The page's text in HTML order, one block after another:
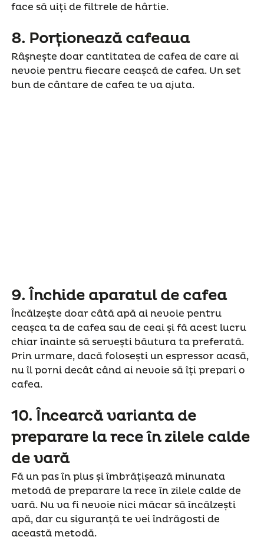
face să uiți de filtrele de hârtie.
8. Porționează cafeaua
Râșnește doar cantitatea de cafea de care ai
nevoie pentru fiecare ceașcă de cafea. Un set
bun de cântare de cafea te va ajuta.
9. Închide aparatul de cafea
Încălzește doar câtă apă ai nevoie pentru
ceașca ta de cafea sau de ceai și fă acest lucru
chiar înainte să servești băutura ta preferată.
Prin urmare, dacă folosești un espressor acasă,
nu îl porni decât când ai nevoie să îți prepari o
cafea.
10. Încearcă varianta de
preparare la rece în zilele calde
de vară
Fă un pas în plus și îmbrățișează minunata
metodă de preparare la rece în zilele calde de
vară. Nu va fi nevoie nici măcar să încălzești
apă, dar cu siguranță te vei îndrăgosti de
această metodă.